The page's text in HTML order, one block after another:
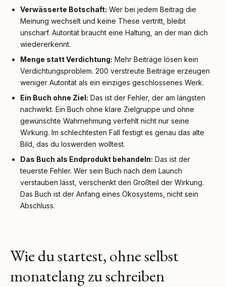
Verwässerte Botschaft: Wer bei jedem Beitrag die
Meinung wechselt und keine These vertritt, bleibt
unscharf. Autorität braucht eine Haltung, an der man dich
wiedererkennt.
Menge statt Verdichtung: Mehr Beiträge lösen kein
Verdichtungsproblem. 200 verstreute Beiträge erzeugen
weniger Autorität als ein einziges geschlossenes Werk.
Ein Buch ohne Ziel: Das ist der Fehler, der am längsten
nachwirkt. Ein Buch ohne klare Zielgruppe und ohne
gewünschte Wahrnehmung verfehlt nicht nur seine
Wirkung. Im schlechtesten Fall festigt es genau das alte
Bild, das du loswerden wolltest.
Das Buch als Endprodukt behandeln: Das ist der
teuerste Fehler. Wer sein Buch nach dem Launch
verstauben lässt, verschenkt den Großteil der Wirkung.
Das Buch ist der Anfang eines Ökosystems, nicht sein
Abschluss.
Wie du startest, ohne selbst
monatelang zu schreiben